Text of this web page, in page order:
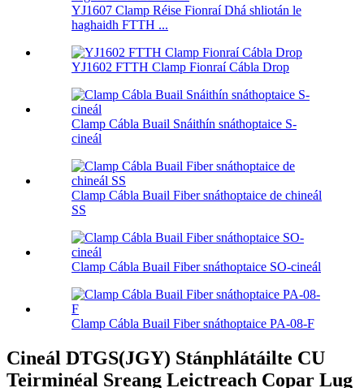
YJ1607 Clamp Réise Fionraí Dhá shliotán le
haghaidh FTTH ...
YJ1602 FTTH Clamp Fionraí Cábla Drop
Clamp Cábla Buail Snáithín snáthoptaice S-
cineál
Clamp Cábla Buail Fiber snáthoptaice de chineál
SS
Clamp Cábla Buail Fiber snáthoptaice SO-cineál
Clamp Cábla Buail Fiber snáthoptaice PA-08-F
Cineál DTGS(JGY) Stánphlátáilte CU
Teirminéal Sreang Leictreach Copar Lug